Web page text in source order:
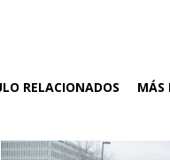
RELACIONADOS MÁS